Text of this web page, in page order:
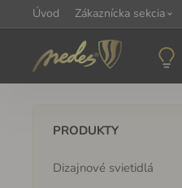
Úvod Zákaznícka sekcia
Informácie:info@nedes.sk
PRODUKTY
Dizajnové svietidlá